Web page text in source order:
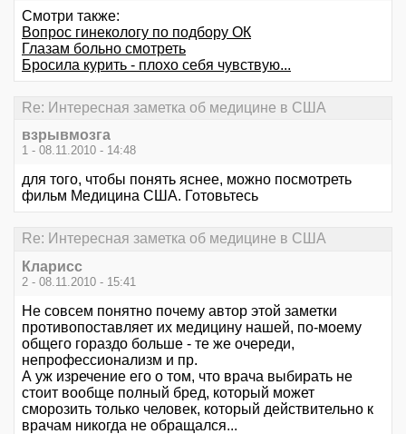
Смотри также:
Вопрос гинекологу по подбору ОК
Глазам больно смотреть
Бросила курить - плохо себя чувствую...
Re: Интересная заметка об медицине в США
взрывмозга
1 - 08.11.2010 - 14:48
для того, чтобы понять яснее, можно посмотреть
фильм Медицина США. Готовьтесь
Re: Интересная заметка об медицине в США
Кларисс
2 - 08.11.2010 - 15:41
Не совсем понятно почему автор этой заметки
противопоставляет их медицину нашей, по-моему
общего гораздо больше - те же очереди,
непрофессионализм и пр.
А уж изречение его о том, что врача выбирать не
стоит вообще полный бред, который может
сморозить только человек, который действительно к
врачам никогда не обращался...